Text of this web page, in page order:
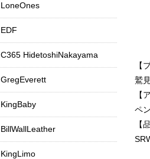
【
鷲
【
ペ
【
LoneOnes
EDF
C365 HidetoshiNakayama
GregEverett
KingBaby
BillWallLeather
KingLimo